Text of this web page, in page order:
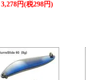
3,278円(税298円)